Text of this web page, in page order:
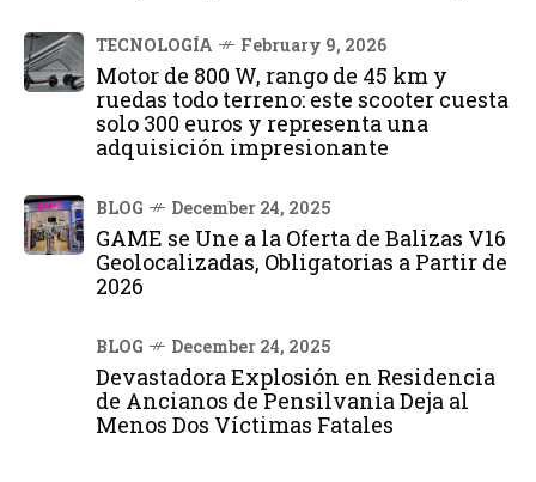
TECNOLOGÍA February 9, 2026
Motor de 800 W, rango de 45 km y
ruedas todo terreno: este scooter cuesta
solo 300 euros y representa una
adquisición impresionante
BLOG December 24, 2025
GAME se Une a la Oferta de Balizas V16
Geolocalizadas, Obligatorias a Partir de
2026
BLOG December 24, 2025
Devastadora Explosión en Residencia
de Ancianos de Pensilvania Deja al
Menos Dos Víctimas Fatales